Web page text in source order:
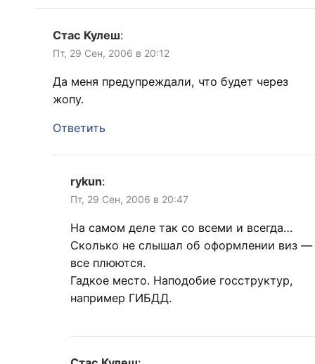
Стас Кулеш:
Пт, 29 Сен, 2006 в 20:12
Да меня предупреждали, что будет через
жопу.
Ответить
rykun:
Пт, 29 Сен, 2006 в 20:47
На самом деле так со всеми и всегда…
Сколько не слышал об оформлении виз —
все плюются.
Гадкое место. Наподобие госструктур,
например ГИБДД.